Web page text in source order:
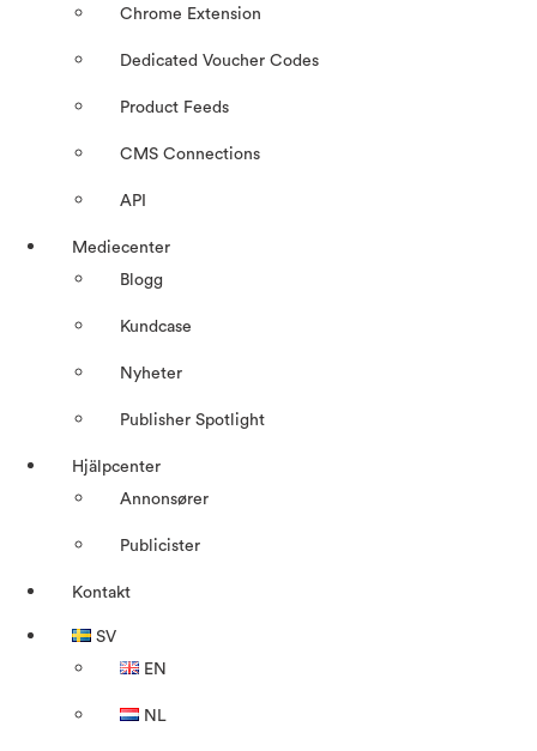
Chrome Extension
Dedicated Voucher Codes
Product Feeds
CMS Connections
API
Mediecenter
Blogg
Kundcase
Nyheter
Publisher Spotlight
Hjälpcenter
Annonsører
Publicister
Kontakt
SV
EN
NL